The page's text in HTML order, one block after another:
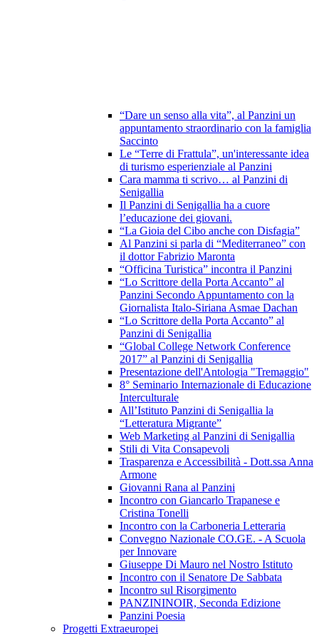
“Dare un senso alla vita”, al Panzini un
appuntamento straordinario con la famiglia
Saccinto
Le “Terre di Frattula”, un'interessante idea
di turismo esperienziale al Panzini
Cara mamma ti scrivo… al Panzini di
Senigallia
Il Panzini di Senigallia ha a cuore
l’educazione dei giovani.
“La Gioia del Cibo anche con Disfagia”
Al Panzini si parla di “Mediterraneo” con
il dottor Fabrizio Maronta
“Officina Turistica” incontra il Panzini
“Lo Scrittore della Porta Accanto” al
Panzini Secondo Appuntamento con la
Giornalista Italo-Siriana Asmae Dachan
“Lo Scrittore della Porta Accanto” al
Panzini di Senigallia
“Global College Network Conference
2017” al Panzini di Senigallia
Presentazione dell'Antologia "Tremaggio"
8° Seminario Internazionale di Educazione
Interculturale
All’Istituto Panzini di Senigallia la
“Letteratura Migrante”
Web Marketing al Panzini di Senigallia
Stili di Vita Consapevoli
Trasparenza e Accessibilità - Dott.ssa Anna
Armone
Giovanni Rana al Panzini
Incontro con Giancarlo Trapanese e
Cristina Tonelli
Incontro con la Carboneria Letteraria
Convegno Nazionale CO.GE. - A Scuola
per Innovare
Giuseppe Di Mauro nel Nostro Istituto
Incontro con il Senatore De Sabbata
Incontro sul Risorgimento
PANZININOIR, Seconda Edizione
Panzini Poesia
Progetti Extraeuropei